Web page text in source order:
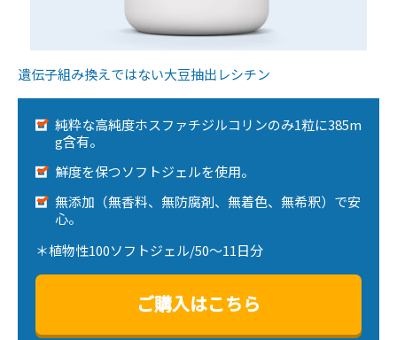
遺伝子組み換えではない大豆抽出レシチン
純粋な高純度ホスファチジルコリンのみ1粒に385m
g含有。
鮮度を保つソフトジェルを使用。
無添加（無香料、無防腐剤、無着色、無希釈）で安
心。
＊植物性100ソフトジェル/50～11日分
ご購入はこちら